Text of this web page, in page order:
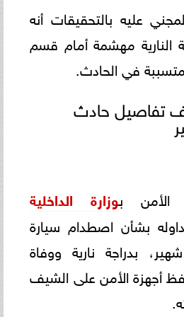
عليه بالتحقيقات أنه
النارية مهشمة أمام قسم
في الحادث.
تفاصيل حادث
بوزارة الداخلية
بشأن اصطدام سيارة
بدراجة نارية ووفاة
أجهزة الأمن على الشيف